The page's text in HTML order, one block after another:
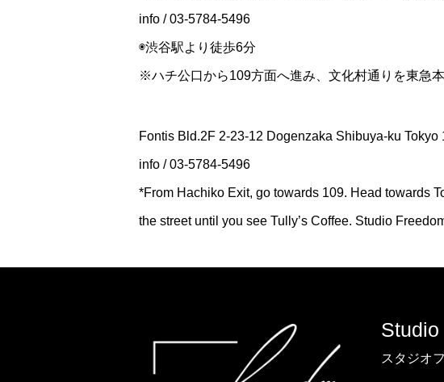
info / 03-5784-5496
◉渋谷駅より徒歩6分
※ハチ公口から109方面へ進み、文化村通りを東急
Fontis Bld.2F 2-23-12 Dogenzaka Shibuya-ku Tokyo
info / 03-5784-5496
*From Hachiko Exit, go towards 109. Head towards
the street until you see Tully’s Coffee. Studio
Studio
スタジオ